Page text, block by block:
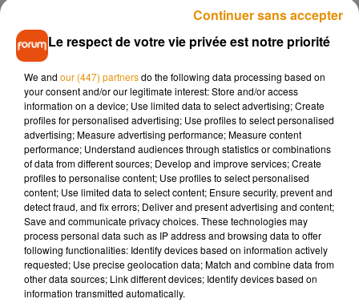
où j’étais dégoûtée par l’incapacité de mon partenaire à
construire une relation
Bien que le souvenir de ces deux précédentes histoires
d’amour hante encore Gwyneth Paltrow, elle se dit
aujourd’hui plus heureuse et épanouie que jamais : «Pour la
première fois de ma vie, j’ai le sentiment d’être dans une
relation adulte, ce qui me met parfois mal à l’aise, car cela
demande un certain niveau d’intimité et de communication
que je n’ai jamais connu auparavant».
Musique
Le respect de votre vie privée est notre priorité
We and our (447) partnersdo the following data processing based on
your consent and/or our legitimate interest: Store and/or access
information on a device; Use limited data to select advertising; Create
profiles for personalised advertising; Use profiles to select personalised
advertising; Measure advertising performance; Measure content
performance; Understand audiences through statistics or combinations
of data from different sources; Develop and improve services; Create
profiles to personalise content; Use profiles to select personalised
content; Use limited data to select content; Ensure security, prevent and
detect fraud, and fix errors; Deliver and present advertising and content;
Save and communicate privacy choices. These technologies may
process personal data such as IP address and browsing data to offer
following functionalities: Identify devices based on information actively
requested; Use precise geolocation data; Match and combine data from
other data sources; Link different devices; Identify devices based on
information transmitted automatically.
Continuer sans accepter